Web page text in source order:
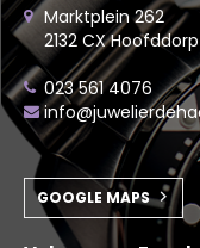
Marktplein 262
2132 CX Hoofddorp
023 561 4076
GOOGLE MAPS